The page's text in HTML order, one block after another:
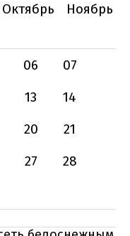
Октябрь
Ноябрь
06
07
13
14
20
21
27
28